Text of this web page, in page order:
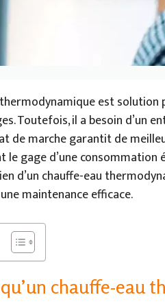
est
Toutefois, il a besoin d’un
de marche garantit de
le gage d’une
d’un chauffe-eau
maintenance efficace.
qu’un chauffe-eau